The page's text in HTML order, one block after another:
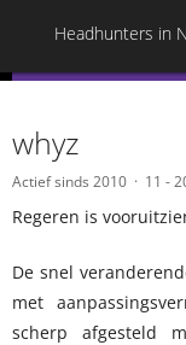
Headhunters in
whyz
Actief sinds 2010 11 -
Regeren is
De snel
met
scherp afgesteld